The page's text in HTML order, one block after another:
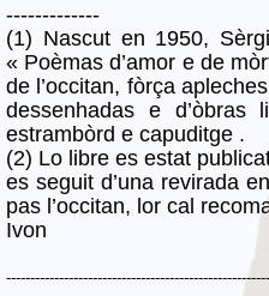
-------------
(1) Nascut en 1950,
« Poèmas d’amor e de
de l’occitan, fòrça
dessenhadas e d’òbras
estrambòrd e capuditge .
(2) Lo libre es estat
es seguit d’una revirada
pas l’occitan, lor cal
Ivon